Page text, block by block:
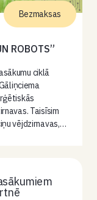
ROBOTS”
ciklā
Taisīsim
vējdzirnavas,…
Bezmaksas